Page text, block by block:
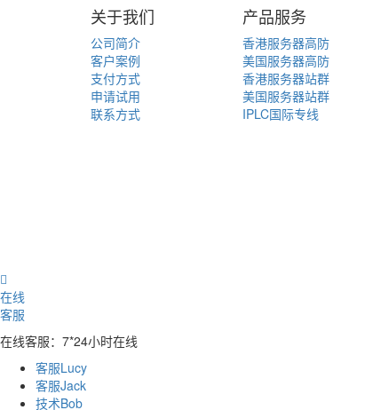
关于我们
公司简介
客户案例
支付方式
申请试用
联系方式
产品服务
香港服务器高防
美国服务器高防
香港服务器站群
美国服务器站群
IPLC国际专线

在线
客服
在线客服：7*24小时在线
客服Lucy
客服Jack
技术Bob